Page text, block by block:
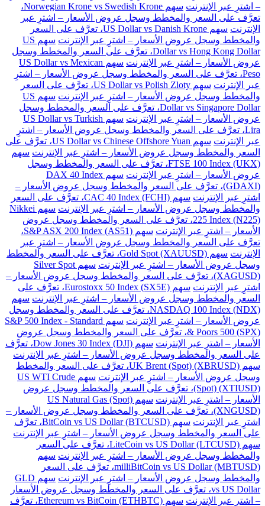
– اشترِ عبر الإنترنت
سهم Norwegian Krone vs Swedish Krone،
تعرَّف على السعر والمخطط وسجل عروض الأسعار – اشترِ عبر
الإنترنت
سهم US Dollar vs Danish Krone، تعرَّف على السعر
والمخطط وسجل عروض الأسعار – اشترِ عبر الإنترنت
سهم US
Dollar vs Hong Kong Dollar، تعرَّف على السعر والمخطط وسجل
عروض الأسعار – اشترِ عبر الإنترنت
سهم US Dollar vs Mexican
Peso، تعرَّف على السعر والمخطط وسجل عروض الأسعار – اشترِ
عبر الإنترنت
سهم US Dollar vs Polish Zloty، تعرَّف على السعر
والمخطط وسجل عروض الأسعار – اشترِ عبر الإنترنت
سهم US
Dollar vs Singapore Dollar، تعرَّف على السعر والمخطط وسجل
عروض الأسعار – اشترِ عبر الإنترنت
سهم US Dollar vs Turkish
Lira، تعرَّف على السعر والمخطط وسجل عروض الأسعار – اشترِ
عبر الإنترنت
سهم US Dollar vs Chinese Offshore Yuan، تعرَّف على
السعر والمخطط وسجل عروض الأسعار – اشترِ عبر الإنترنت سهم
FTSE 100 Index (UKX)، تعرَّف على السعر والمخطط وسجل
عروض الأسعار – اشترِ عبر الإنترنت
سهم DAX 40 Index
(GDAXI)، تعرَّف على السعر والمخطط وسجل عروض الأسعار –
اشترِ عبر الإنترنت
سهم CAC 40 Index (FCHI)، تعرَّف على السعر
والمخطط وسجل عروض الأسعار – اشترِ عبر الإنترنت
سهم Nikkei
225 Index (N225)، تعرَّف على السعر والمخطط وسجل عروض
الأسعار – اشترِ عبر الإنترنت
سهم S&P ASX 200 Index (AS51)،
تعرَّف على السعر والمخطط وسجل عروض الأسعار – اشترِ عبر
الإنترنت
سهم Gold Spot (XAUUSD)، تعرَّف على السعر والمخطط
وسجل عروض الأسعار – اشترِ عبر الإنترنت
سهم Silver Spot
(XAGUSD)، تعرَّف على السعر والمخطط وسجل عروض الأسعار –
اشترِ عبر الإنترنت
سهم Eurostoxx 50 Index (SX5E)، تعرَّف على
السعر والمخطط وسجل عروض الأسعار – اشترِ عبر الإنترنت سهم
NASDAQ 100 Index (NDX)، تعرَّف على السعر والمخطط وسجل
عروض الأسعار – اشترِ عبر الإنترنت
سهم S&P 500 Index - Standard
& Poors 500 (SPX)، تعرَّف على السعر والمخطط وسجل عروض
الأسعار – اشترِ عبر الإنترنت
سهم Dow Jones 30 Index (DJI)، تعرَّف
على السعر والمخطط وسجل عروض الأسعار – اشترِ عبر الإنترنت
سهم UK Brent (Spot) (XBRUSD)، تعرَّف على السعر والمخطط
وسجل عروض الأسعار – اشترِ عبر الإنترنت
سهم US WTI Crude
(Spot) (XTIUSD)، تعرَّف على السعر والمخطط وسجل عروض
الأسعار – اشترِ عبر الإنترنت
سهم US Natural Gas (Spot)
(XNGUSD)، تعرَّف على السعر والمخطط وسجل عروض الأسعار –
اشترِ عبر الإنترنت
سهم BitCoin vs US Dollar (BTCUSD)، تعرَّف
على السعر والمخطط وسجل عروض الأسعار – اشترِ عبر الإنترنت
سهم LiteCoin vs US Dollar (LTCUSD)، تعرَّف على السعر
والمخطط وسجل عروض الأسعار – اشترِ عبر الإنترنت سهم
milliBitCoin vs US Dollar (MBTUSD)، تعرَّف على السعر
والمخطط وسجل عروض الأسعار – اشترِ عبر الإنترنت
سهم GLD
vs US Dollar، تعرَّف على السعر والمخطط وسجل عروض الأسعار
– اشترِ عبر الإنترنت
سهم Ethereum vs BitCoin (ETHBTC)، تعرَّف